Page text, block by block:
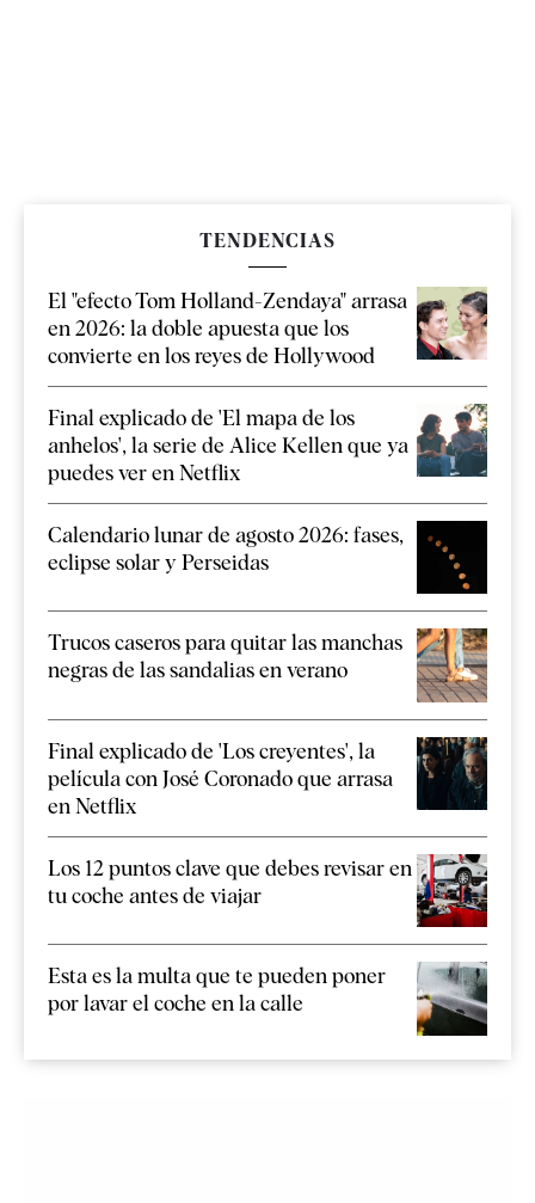
TENDENCIAS
El "efecto Tom Holland-Zendaya" arrasa
en 2026: la doble apuesta que los
convierte en los reyes de Hollywood
Final explicado de 'El mapa de los
anhelos', la serie de Alice Kellen que ya
puedes ver en Netflix
Calendario lunar de agosto 2026: fases,
eclipse solar y Perseidas
Trucos caseros para quitar las manchas
negras de las sandalias en verano
Final explicado de 'Los creyentes', la
película con José Coronado que arrasa
en Netflix
Los 12 puntos clave que debes revisar en
tu coche antes de viajar
Esta es la multa que te pueden poner
por lavar el coche en la calle